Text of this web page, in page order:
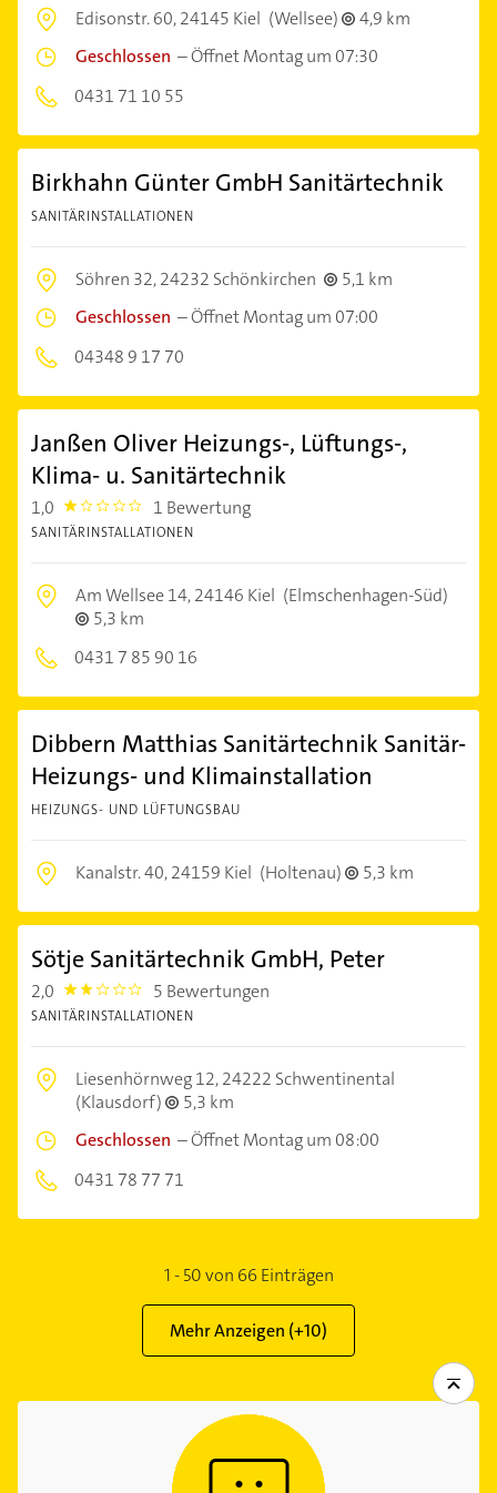
Edisonstr. 60,24145 Kiel (Wellsee)
4,9 km
Geschlossen –Öffnet Montag um 07:30
0431 71 10 55
Birkhahn Günter GmbH Sanitärtechnik
SANITÄRINSTALLATIONEN
Söhren 32,24232 Schönkirchen
5,1 km
Geschlossen –Öffnet Montag um 07:00
04348 9 17 70
Janßen Oliver Heizungs-, Lüftungs-,
Klima- u. Sanitärtechnik
1,0 1.0 1 Bewertung
SANITÄRINSTALLATIONEN
Am Wellsee 14,24146 Kiel (Elmschenhagen-Süd)
5,3 km
0431 7 85 90 16
Dibbern Matthias Sanitärtechnik Sanitär-
Heizungs- und Klimainstallation
HEIZUNGS- UND LÜFTUNGSBAU
Kanalstr. 40,24159 Kiel (Holtenau) 5,3 km
Sötje Sanitärtechnik GmbH, Peter
2,0 2.0 5 Bewertungen
SANITÄRINSTALLATIONEN
Liesenhörnweg 12,24222 Schwentinental
(Klausdorf)
5,3 km
Geschlossen –Öffnet Montag um 08:00
0431 78 77 71
1-50von 66 Einträgen
Mehr Anzeigen (+10)